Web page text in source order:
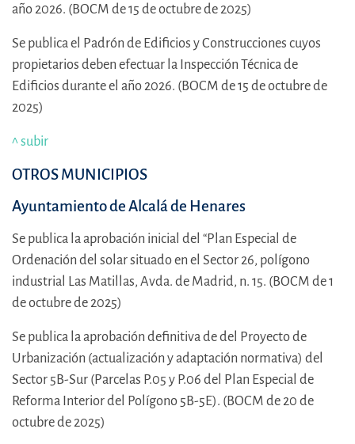
año 2026. (BOCM de 15 de octubre de 2025)
Se publica el Padrón de Edificios y Construcciones cuyos
propietarios deben efectuar la Inspección Técnica de
Edificios durante el año 2026. (BOCM de 15 de octubre de
2025)
^ subir
OTROS MUNICIPIOS
Ayuntamiento de Alcalá de Henares
Se publica la aprobación inicial del “Plan Especial de
Ordenación del solar situado en el Sector 26, polígono
industrial Las Matillas, Avda. de Madrid, n. 15. (BOCM de 1
de octubre de 2025)
Se publica la aprobación definitiva de del Proyecto de
Urbanización (actualización y adaptación normativa) del
Sector 5B-Sur (Parcelas P.05 y P.06 del Plan Especial de
Reforma Interior del Polígono 5B-5E). (BOCM de 20 de
octubre de 2025)